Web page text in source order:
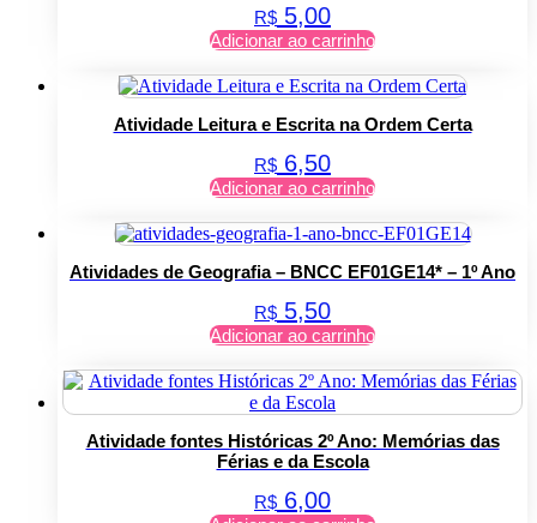
R$ 5,00
Adicionar ao carrinho
Atividade Leitura e Escrita na Ordem Certa
R$ 6,50
Adicionar ao carrinho
Atividades de Geografia – BNCC EF01GE14* – 1º Ano
R$ 5,50
Adicionar ao carrinho
Atividade fontes Históricas 2º Ano: Memórias das
Férias e da Escola
R$ 6,00